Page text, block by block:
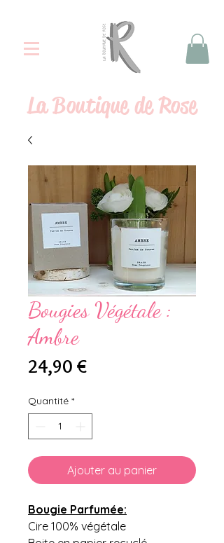
LaBoutique de Rose
Bougies Végétale :
Ambre
24,90 €Prix
Quantité *
Ajouter au panier
Bougie Parfumée:
Cire 100% végétale